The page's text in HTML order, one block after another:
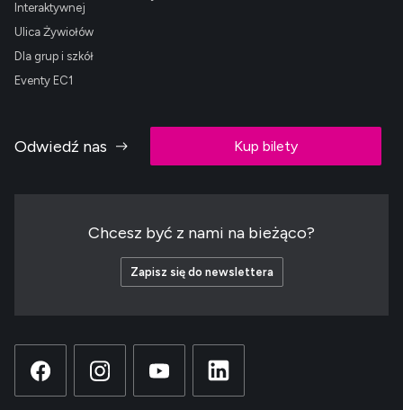
Interaktywnej
Ulica Żywiołów
Dla grup i szkół
Eventy EC1
Odwiedź nas Kup bilety
Chcesz być z nami na bieżąco?
Zapisz się do newslettera